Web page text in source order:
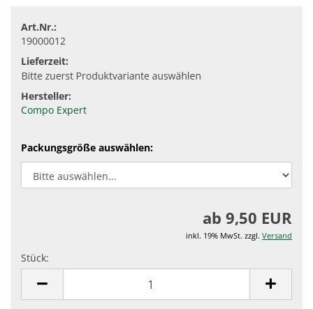
Art.Nr.:
19000012
Lieferzeit:
Hersteller:
Compo Expert
Packungsgröße auswählen:
ab 9,50 EUR
inkl. 19% MwSt. zzgl. Versand
Stück: